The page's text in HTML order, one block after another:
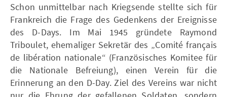
Schon unmittelbar nach Kriegsende stellte sich für
Frankreich die Frage des Gedenkens der Ereignisse
des D-Days. Im Mai 1945 gründete Raymond
Triboulet, ehemaliger Sekretär des „Comité français
de libération nationale“ (Französisches Komitee für
die Nationale Befreiung), einen Verein für die
Erinnerung an den D-Day. Ziel des Vereins war nicht